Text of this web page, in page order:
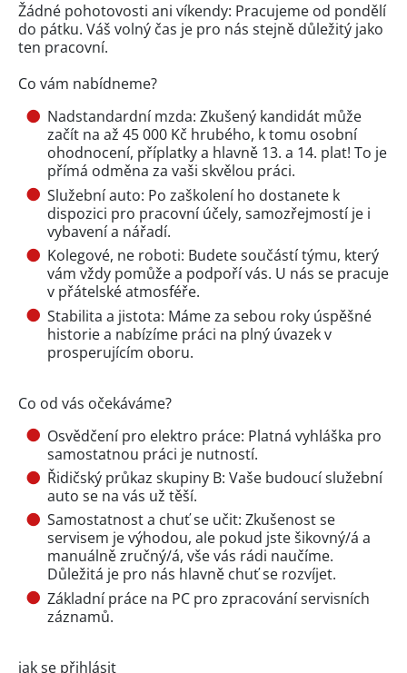
Žádné pohotovosti ani víkendy: Pracujeme od pondělí
do pátku. Váš volný čas je pro nás stejně důležitý jako
ten pracovní.
Co vám nabídneme?
Nadstandardní mzda: Zkušený kandidát může
začít na až 45 000 Kč hrubého, k tomu osobní
ohodnocení, příplatky a hlavně 13. a 14. plat! To je
přímá odměna za vaši skvělou práci.
Služební auto: Po zaškolení ho dostanete k
dispozici pro pracovní účely, samozřejmostí je i
vybavení a nářadí.
Kolegové, ne roboti: Budete součástí týmu, který
vám vždy pomůže a podpoří vás. U nás se pracuje
v přátelské atmosféře.
Stabilita a jistota: Máme za sebou roky úspěšné
historie a nabízíme práci na plný úvazek v
prosperujícím oboru.
Co od vás očekáváme?
Osvědčení pro elektro práce: Platná vyhláška pro
samostatnou práci je nutností.
Řidičský průkaz skupiny B: Vaše budoucí služební
auto se na vás už těší.
Samostatnost a chuť se učit: Zkušenost se
servisem je výhodou, ale pokud jste šikovný/á a
manuálně zručný/á, vše vás rádi naučíme.
Důležitá je pro nás hlavně chuť se rozvíjet.
Základní práce na PC pro zpracování servisních
záznamů.
jak se přihlásit